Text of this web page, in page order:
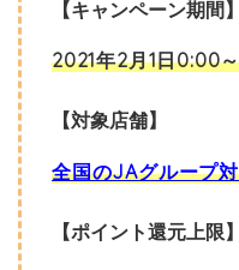
【キャンペーン期間】
2021年2月1日0:00
【対象店舗】
全国のJAグループ
【ポイント還元上限】